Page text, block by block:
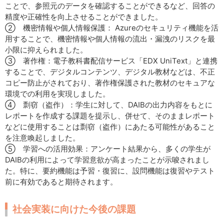
ことで、参照元のデータを確認することができるなど、回答の
精度や正確性を向上させることができました。
② 機密情報や個人情報保護： Azureのセキュリティ機能を活
用することで、機密情報や個人情報の流出・漏洩のリスクを最
小限に抑えられました。
③ 著作権：電子教科書配信サービス「EDX UniText」と連携
することで、デジタルコンテンツ、デジタル教材などは、不正
コピー防止がされており、著作権保護された教材のセキュアな
環境での利用を実現しました。
④ 剽窃（盗作）：学生に対して、DAIBの出力内容をもとに
レポートを作成する課題を提示し、併せて、そのままレポート
などに使用することは剽窃（盗作）にあたる可能性があること
を注意喚起しました。
⑤ 学習への活用効果：アンケート結果から、多くの学生が
DAIBの利用によって学習意欲が高まったことが示唆されまし
た。特に、要約機能は予習・復習に、設問機能は復習やテスト
前に有効であると期待されます。
社会実装に向けた今後の課題